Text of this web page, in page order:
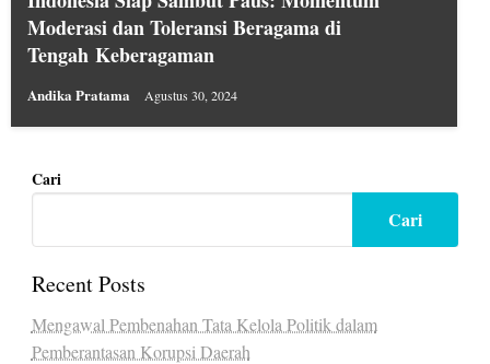
Moderasi dan Toleransi Beragama di
Tengah Keberagaman
Andika Pratama Agustus 30, 2024
Cari
Cari
Recent Posts
Mengawal Pembenahan Tata Kelola Politik dalam
Pemberantasan Korupsi Daerah